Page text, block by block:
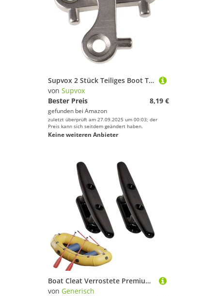
Supvox 2 Stück Teiliges Boot Tankdeckel Schlüssel Gas und Wasserbehälter Werkzeug Korrosionsbeständig Langlebig für Yacht und Schiff Passend Ersatzteil für und Abwassertanks
von Supvox
Bester Preis
8,19 €
gefunden bei Amazon
zuletzt überprüft am 27.09.2025 um 00:03; der
Preis kann sich seitdem geändert haben.
Keine weiteren Anbieter
Boat Cleat Verrostete Premium- -Lösung, universelles Unentbehrliches Werkzeug | Schwarze Marineebene Montagehalterung, Seilverriegelung für starken Griff, Prat-Töpfe
von Generisch